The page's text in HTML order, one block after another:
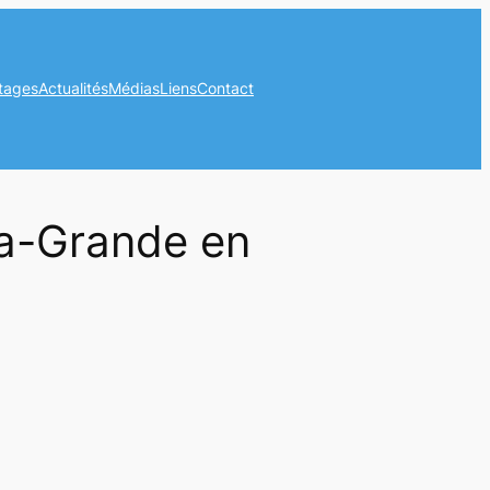
ActualitésMédiasLiensContact
Grande en